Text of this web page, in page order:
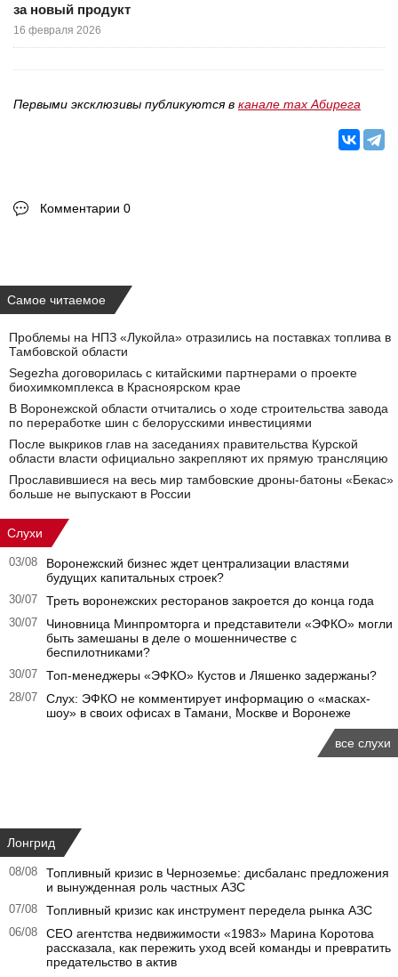
за новый продукт
16 февраля 2026
Первыми эксклюзивы публикуются в канале max Абирега
Комментарии 0
Самое читаемое
Проблемы на НПЗ «Лукойла» отразились на поставках топлива в
Тамбовской области
Segezha договорилась с китайскими партнерами о проекте
биохимкомплекса в Красноярском крае
В Воронежской области отчитались о ходе строительства завода
по переработке шин с белорусскими инвестициями
После выкриков глав на заседаниях правительства Курской
области власти официально закрепляют их прямую трансляцию
Прославившиеся на весь мир тамбовские дроны-батоны «Бекас»
больше не выпускают в России
Слухи
03/08
Воронежский бизнес ждет централизации властями
будущих капитальных строек?
30/07 Треть воронежских ресторанов закроется до конца года
30/07
Чиновница Минпромторга и представители «ЭФКО» могли
быть замешаны в деле о мошенничестве с
беспилотниками?
30/07 Топ-менеджеры «ЭФКО» Кустов и Ляшенко задержаны?
28/07
Слух: ЭФКО не комментирует информацию о «масках-
шоу» в своих офисах в Тамани, Москве и Воронеже
все слухи
Лонгрид
08/08
Топливный кризис в Черноземье: дисбаланс предложения
и вынужденная роль частных АЗС
07/08 Топливный кризис как инструмент передела рынка АЗС
06/08
CEO агентства недвижимости «1983» Марина Коротова
рассказала, как пережить уход всей команды и превратить
предательство в актив